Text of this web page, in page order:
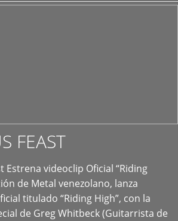
FEAST
videoclip Oficial “Riding
de Metal venezolano, lanza
titulado “Riding High”, con la
de Greg Whitbeck (Guitarrista de